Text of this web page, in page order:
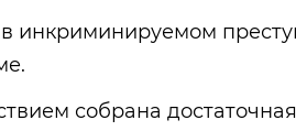
инкриминируемом
собрана